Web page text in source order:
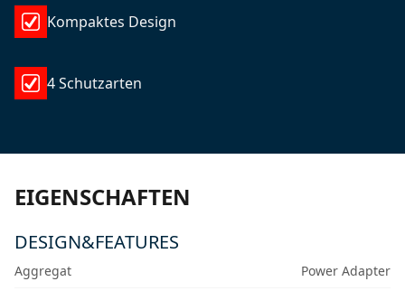
Kompaktes Design
4 Schutzarten
EIGENSCHAFTEN
DESIGN&FEATURES
Aggregat
Power Adapter